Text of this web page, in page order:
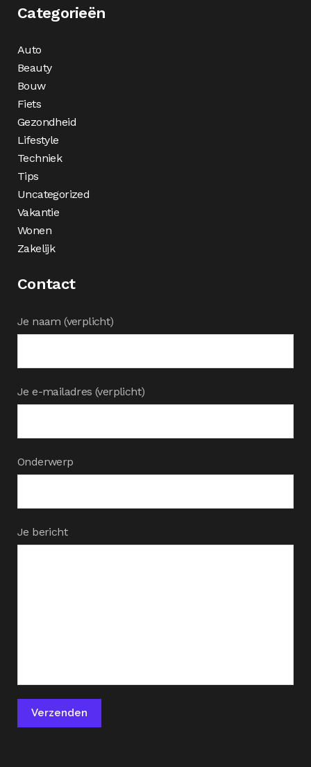
Categorieën
Auto
Beauty
Bouw
Fiets
Gezondheid
Lifestyle
Techniek
Tips
Uncategorized
Vakantie
Wonen
Zakelijk
Contact
Je naam (verplicht)
Je e-mailadres (verplicht)
Onderwerp
Je bericht